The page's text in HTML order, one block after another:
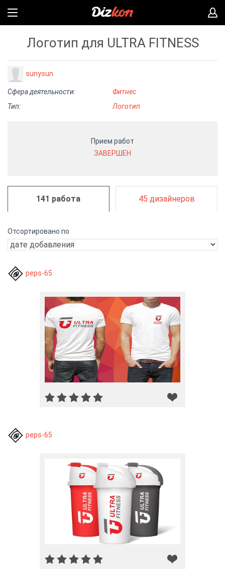
Логотип для ULTRA FITNESS
sunysun
Сфера деятельности:
Фитнес
Тип:
Логотип
Прием работ
ЗАВЕРШЕН
141 работа 45 дизайнеров
Отсортировано по
peps-65
peps-65